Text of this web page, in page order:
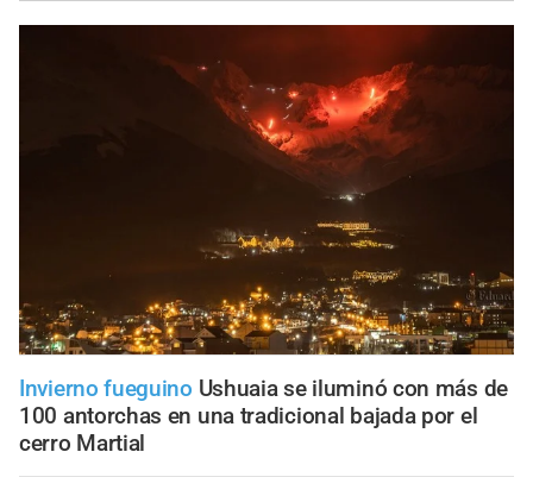
Invierno fueguino Ushuaia se iluminó con más de
100 antorchas en una tradicional bajada por el
cerro Martial